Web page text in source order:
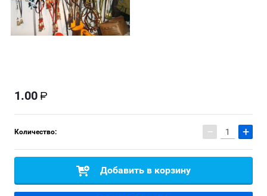
1.00
Количество: − +
Добавить в корзину